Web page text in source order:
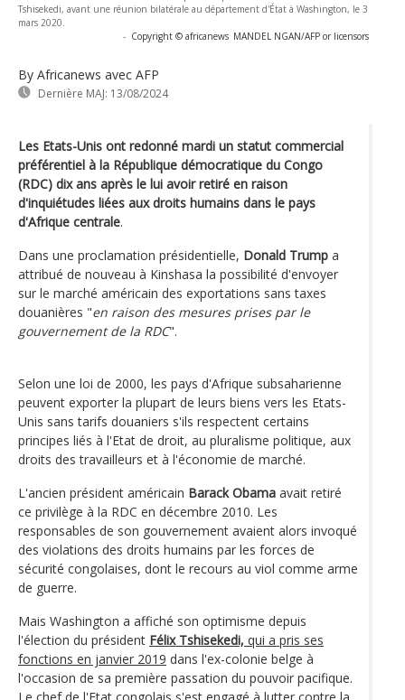
Tshisekedi, avant une réunion bilatérale au département d'État à Washington, le 3
mars 2020.
- Copyright © africanews MANDEL NGAN/AFP or licensors
By Africanews avec AFP
Dernière MAJ: 13/08/2024
Les Etats-Unis ont redonné mardi un statut commercial
préférentiel à la République démocratique du Congo
(RDC) dix ans après le lui avoir retiré en raison
d'inquiétudes liées aux droits humains dans le pays
d'Afrique centrale.
Dans une proclamation présidentielle, Donald Trump a
attribué de nouveau à Kinshasa la possibilité d'envoyer
sur le marché américain des exportations sans taxes
douanières "en raison des mesures prises par le
gouvernement de la RDC".
Selon une loi de 2000, les pays d'Afrique subsaharienne
peuvent exporter la plupart de leurs biens vers les Etats-
Unis sans tarifs douaniers s'ils respectent certains
principes liés à l'Etat de droit, au pluralisme politique, aux
droits des travailleurs et à l'économie de marché.
L'ancien président américain Barack Obama avait retiré
ce privilège à la RDC en décembre 2010. Les
responsables de son gouvernement avaient alors invoqué
des violations des droits humains par les forces de
sécurité congolaises, dont le recours au viol comme arme
de guerre.
Mais Washington a affiché son optimisme depuis
l'élection du président Félix Tshisekedi, qui a pris ses
fonctions en janvier 2019 dans l'ex-colonie belge à
l'occasion de sa première passation du pouvoir pacifique.